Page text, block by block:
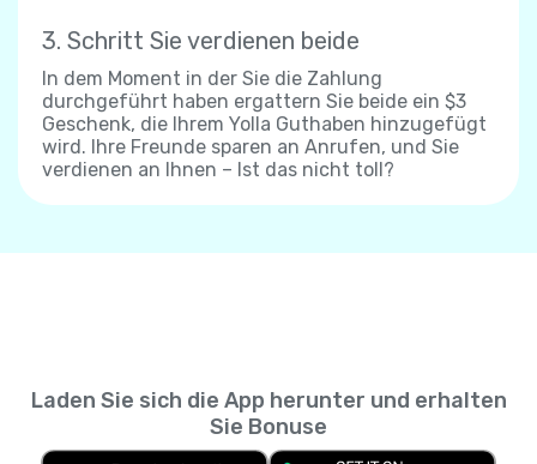
3. Schritt Sie verdienen beide
In dem Moment in der Sie die Zahlung
durchgeführt haben ergattern Sie beide ein $3
Geschenk, die Ihrem Yolla Guthaben hinzugefügt
wird. Ihre Freunde sparen an Anrufen, und Sie
verdienen an Ihnen – Ist das nicht toll?
Laden Sie sich die App herunter und erhalten
Sie Bonuse